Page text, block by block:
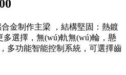
制作主梁 ，結構堅固：熱鍍
更多選擇，無(wú)軌無(wú)輪，懸
多功能智能控制系統，可選擇齒